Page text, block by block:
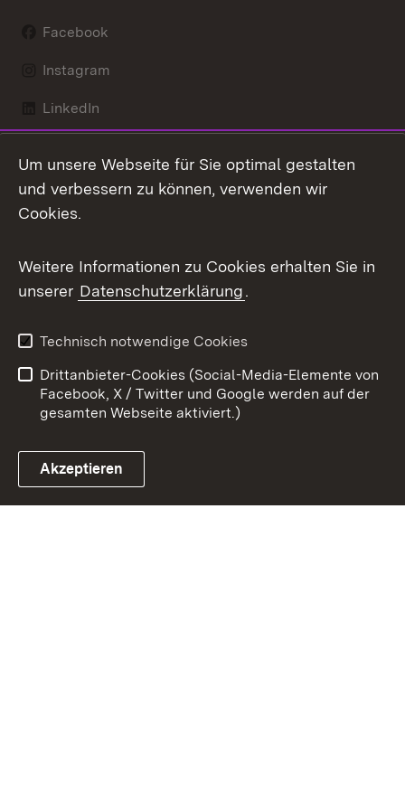
Facebook
Instagram
LinkedIn
X / Twitter
Youtube
Link zum Landesportal
Kontakt
Datenschutz
Barrierefreiheit
Impressum
Cookies
Um unsere Webseite für Sie optimal gestalten
und verbessern zu können, verwenden wir
Cookies.
Weitere Informationen zu Cookies erhalten Sie in
unserer Datenschutzerklärung.
Technisch notwendige Cookies
Drittanbieter-Cookies (Social-Media-Elemente von
Facebook, X / Twitter und Google werden auf der
gesamten Webseite aktiviert.)
Akzeptieren